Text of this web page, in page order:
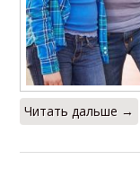
Читать дальше →